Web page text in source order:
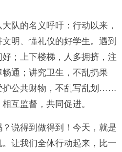
队的名义呼吁：行动以来，
明、懂礼仪的好学生。遇到
；上下楼梯，人多拥挤，注
通；讲究卫生，不乱扔果
护公共财物，不乱写乱划……
互监督，共同促进。
说得到做得到！今天，就是
让我们全体行动起来，比一